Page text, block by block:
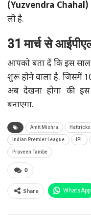
(Yuzvendra Chahal)
ली है.
31 मार्च से
आपको बता दें कि इस
शुरू होने वाला है. जिसमें
अब देखना होगा की इस
बनाएगा.
Amit Mishra
Indian Premier League IPL
Praveen Tambe
0
Share WhatsApp